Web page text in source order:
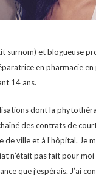
surnom) et blogueuse
en pharmacie en
14 ans.
dont la
des contrats de
de ville et à l’hôpital. Je
n’était pas fait pour moi
que j’espérais. J’ai